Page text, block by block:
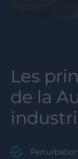
Les
de la